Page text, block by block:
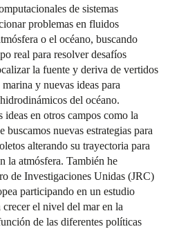
de sistemas
problemas en fluidos
o el océano, buscando
real para resolver desafíos
la fuente y deriva de vertidos
y nuevas ideas para
del océano.
ideas en otros campos como la
buscamos nuevas estrategias para
alterando su trayectoria para
la atmósfera. También he
de Investigaciones Unidas (JRC)
participando en un estudio
crecer el nivel del mar en la
de las diferentes políticas